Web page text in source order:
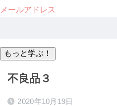
メールアドレス
不良品３
2020年10月19日